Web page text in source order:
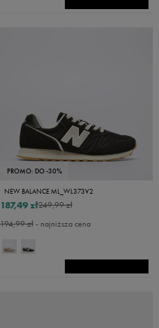
PROMO: DO -30%
NEW BALANCE ML_WL373V2
249,99 zł
187,49 zł
194,99 zł- najniższa cena